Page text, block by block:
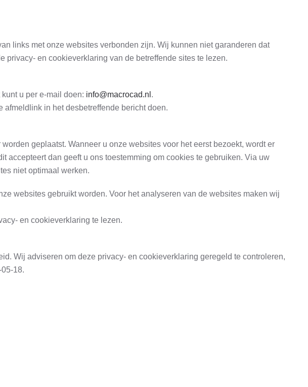
links met onze websites verbonden zijn. Wij kunnen niet garanderen dat
en cookieverklaring van de betreffende sites te lezen.
u per e-mail doen: info@macrocad.nl .
in het desbetreffende bericht doen.
geplaatst. Wanneer u onze websites voor het eerst bezoekt, wordt er
accepteert dan geeft u ons toestemming om cookies te gebruiken. Via uw
niet optimaal werken.
websites gebruikt worden. Voor het analyseren van de websites maken wij
en cookieverklaring te lezen.
Wij adviseren om deze privacy- en cookieverklaring geregeld te controleren,
18.